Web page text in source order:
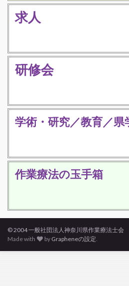
求人
研修会
学術・研究／教育／県
作業療法の玉手箱
© 2004 一般社団法人神奈川県作業療法士会
Made with
by Grapheneの設定.